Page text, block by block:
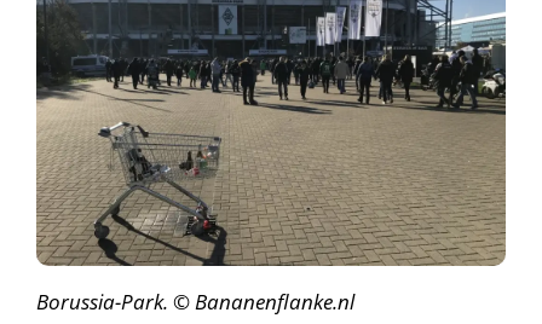
Borussia-Park. © Bananenflanke.nl